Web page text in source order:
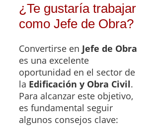
¿Te gustaría trabajar
como Jefe de Obra?
Convertirse en Jefe de Obra
es una excelente
oportunidad en el sector de
la Edificación y Obra Civil.
Para alcanzar este objetivo,
es fundamental seguir
algunos consejos clave: